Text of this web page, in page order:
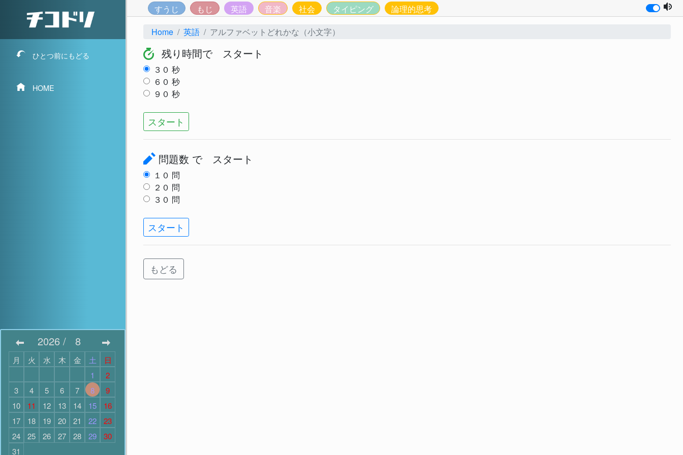
ひとつ前にもどる
HOME
2026/ 8
月 火 水 木 金 土
日
1
2
3
4 5 6 7 8
9
10
11 12 13 14 15
16
17
18 19 20 21 22
23
24
25 26 27 28 29
30
31
すうじ もじ 英語 音楽 社会 タイピング
論理的思考
Home
英語 アルファベットどれかな（小文字）
残り時間で スタート
３０ 秒
６０ 秒
９０ 秒
スタート
問題数 で スタート
１０ 問
２０ 問
３０ 問
スタート
もどる